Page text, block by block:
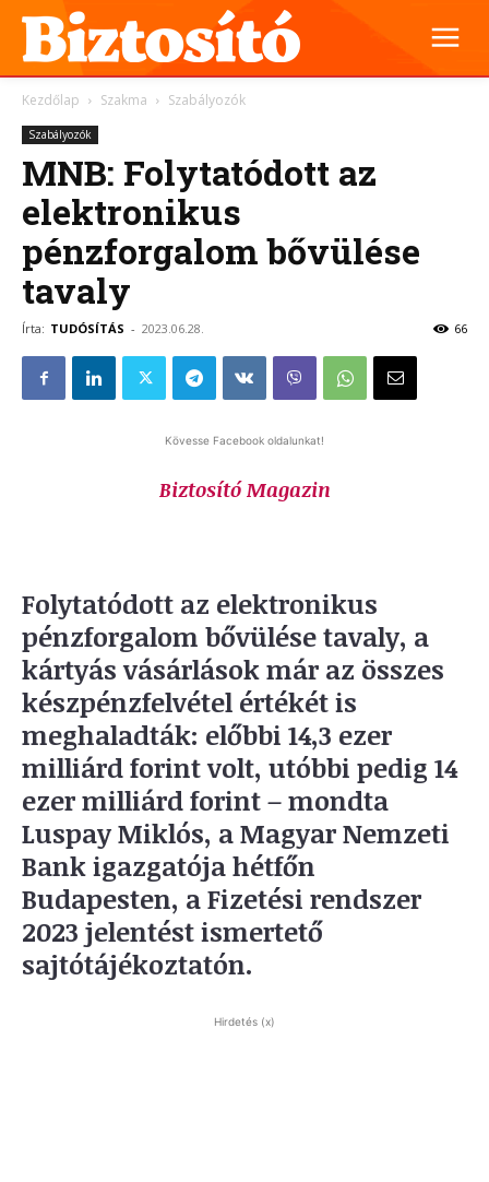
Kezdőlap Szakma Szabályozók
Szabályozók
MNB: Folytatódott az
elektronikus
pénzforgalom bővülése
tavaly
Írta: TUDÓSÍTÁS - 2023.06.28. 66
Kövesse Facebook oldalunkat!
Biztosító Magazin
Folytatódott az elektronikus
pénzforgalom bővülése tavaly, a
kártyás vásárlások már az összes
készpénzfelvétel értékét is
meghaladták: előbbi 14,3 ezer
milliárd forint volt, utóbbi pedig 14
ezer milliárd forint – mondta
Luspay Miklós, a Magyar Nemzeti
Bank igazgatója hétfőn
Budapesten, a Fizetési rendszer
2023 jelentést ismertető
sajtótájékoztatón.
Hirdetés (x)